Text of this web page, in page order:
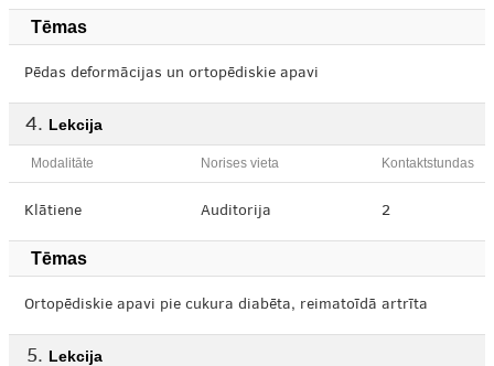
Tēmas
Pēdas deformācijas un ortopēdiskie apavi
Lekcija
Modalitāte Norises vieta Kontaktstundas
Klātiene Auditorija 2
Tēmas
Ortopēdiskie apavi pie cukura diabēta, reimatoīdā artrīta
Lekcija